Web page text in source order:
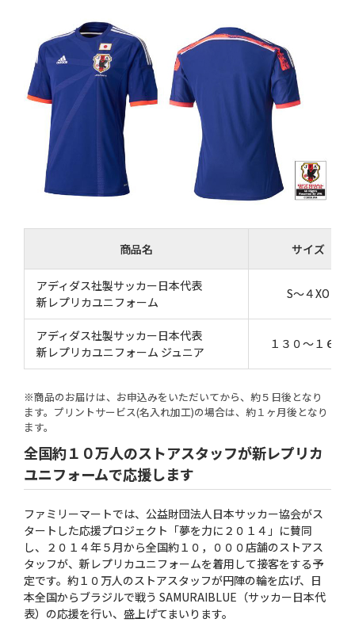
商品名 サイズ
アディダス社製サッカー日本代表
新レプリカユニフォーム
S～４XO
アディダス社製サッカー日本代表
新レプリカユニフォーム ジュニア
１３０～１６０
※商品のお届けは、お申込みをいただいてから、約５日後となり
ます。プリントサービス(名入れ加工)の場合は、約１ヶ月後となり
ます。
全国約１０万人のストアスタッフが新レプリカ
ユニフォームで応援します
ファミリーマートでは、公益財団法人日本サッカー協会がス
タートした応援プロジェクト「夢を力に２０１４」に賛同
し、２０１４年５月から全国約１０，０００店舗のストアス
タッフが、新レプリカユニフォームを着用して接客をする予
定です。約１０万人のストアスタッフが円陣の輪を広げ、日
本全国からブラジルで戦う SAMURAIBLUE（サッカー日本代
表）の応援を行い、盛上げてまいります。